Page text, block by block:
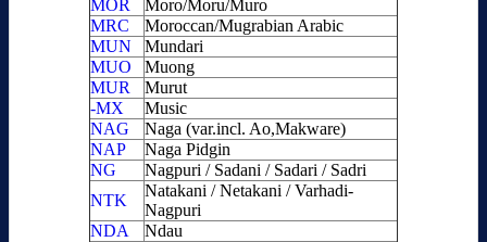
MOR
Moro/Moru/Muro
MRC
Moroccan/Mugrabian Arabic
MUN
Mundari
MUO
Muong
MUR
Murut
-MX
Music
NAG
Naga (var.incl. Ao,Makware)
NAP
Naga Pidgin
NG
Nagpuri / Sadani / Sadari / Sadri
NTK
Natakani / Netakani / Varhadi-
Nagpuri
NDA
Ndau